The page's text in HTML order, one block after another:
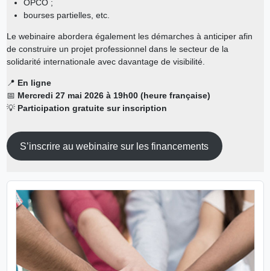
OPCO ;
bourses partielles, etc.
Le webinaire abordera également les démarches à anticiper afin
de construire un projet professionnel dans le secteur de la
solidarité internationale avec davantage de visibilité.
📍 En ligne
📅 Mercredi 27 mai 2026 à 19h00 (heure française)
💡 Participation gratuite sur inscription
S’inscrire au webinaire sur les financements